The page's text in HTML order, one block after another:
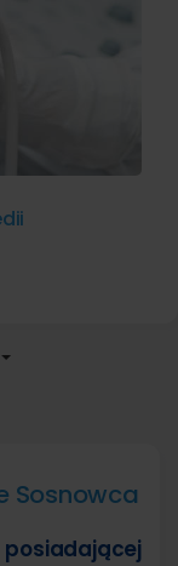
Sosnowca
posiadającej